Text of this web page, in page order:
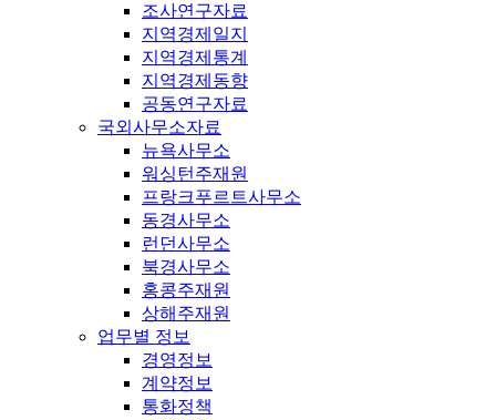
조사연구자료
지역경제일지
지역경제통계
지역경제동향
공동연구자료
국외사무소자료
뉴욕사무소
워싱턴주재원
프랑크푸르트사무소
동경사무소
런던사무소
북경사무소
홍콩주재원
상해주재원
업무별 정보
경영정보
계약정보
통화정책